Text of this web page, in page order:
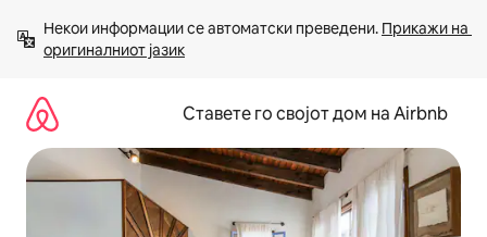
содржина
Некои информации се автоматски преведени. Прикажи на
оригиналниот јазик
Ставете го својот дом на Airbnb